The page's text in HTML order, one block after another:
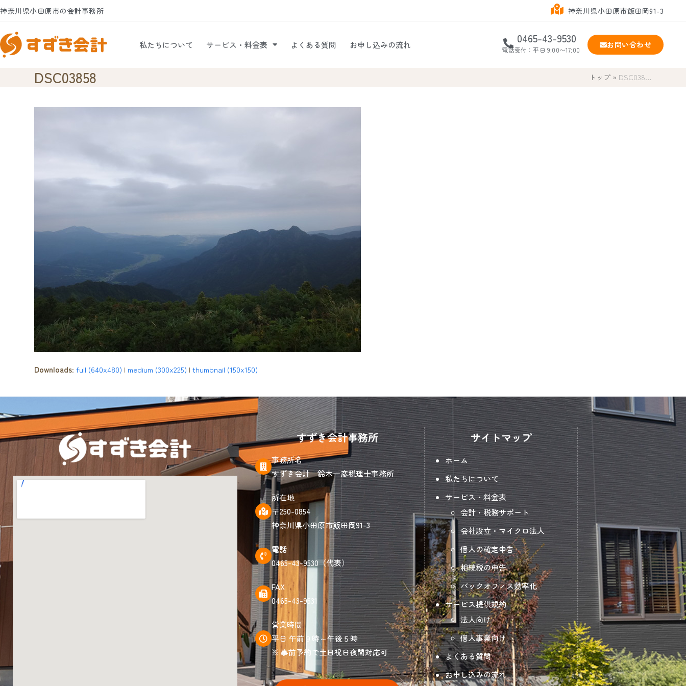
Skip
content
神奈川県小田原市の会計事務所 神奈川県小田原市飯田岡91-3
私たちについて サービス・料金表 よくある質問 お申し込みの流れ 0465-43-9530
電話受付：平日 9:00〜17:00 お問い合わせ
DSC03858 トップ» DSC038…
Downloads:full (640x480) | medium (300x225) |thumbnail (150x150)
すずき会計事務所
事務所名
すずき会計 鈴木一彦税理士事務所
所在地
〒250-0854
神奈川県小田原市飯田岡91-3
電話
0465-43-9530（代表）
FAX
0465-43-9531
営業時間
平日 午前９時～午後５時
※ 事前予約で土日祝日夜間対応可
サイトマップ
ホーム
私たちについて
サービス・料金表
会計・税務サポート
会社設立・マイクロ法人
個人の確定申告
相続税の申告
バックオフィス効率化
サービス提供規約
法人向け
個人事業向け
よくある質問
お申し込みの流れ